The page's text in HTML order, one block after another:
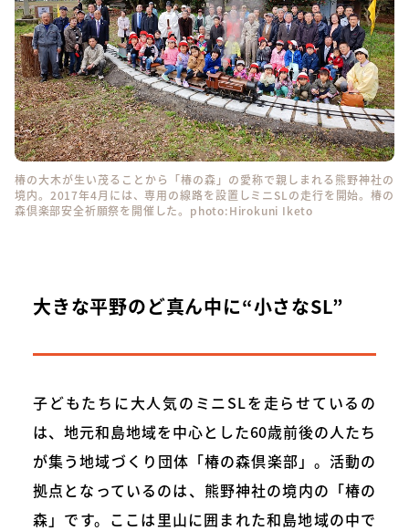
椿の大木が生い茂ることから「椿の森」の愛称で親しまれる熊野神社の
境内。2017年4月には、専用の線路を設置しミニSLの走行を開始。椿の
森倶楽部安全祈願祭を開催した。photo:Hirokuni Iketo
大きな平野のど真ん中に“小さなSL”
子どもたちに大人気のミニSLを走らせているの
は、地元和島地域を中心とした60歳前後の人たち
が集う地域づくり団体「椿の森倶楽部」。活動の
拠点となっているのは、熊野神社の境内の「椿の
森」です。ここは里山に囲まれた和島地域の中で